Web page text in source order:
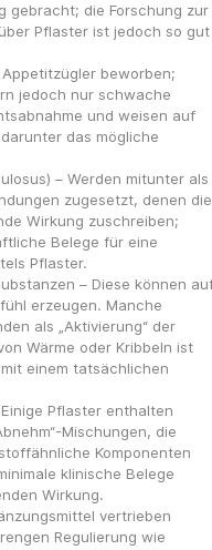
gebracht; die Forschung zur
Pflaster ist jedoch so gut
beworben;
jedoch nur schwache
und weisen auf
das mögliche
– Werden mitunter als
zugesetzt, denen die
Wirkung zuschreiben;
Belege für eine
Pflaster.
– Diese können
erzeugen. Manche
als „Aktivierung“ der
Wärme oder Kribbeln ist
einem tatsächlichen
Pflaster enthalten
Mischungen, die
Komponenten
klinische Belege
Wirkung.
vertrieben
Regulierung wie